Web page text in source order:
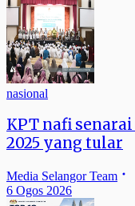
nasional
KPT nafi
2025 yang tular
Media Selangor Team
6 Ogos 2026